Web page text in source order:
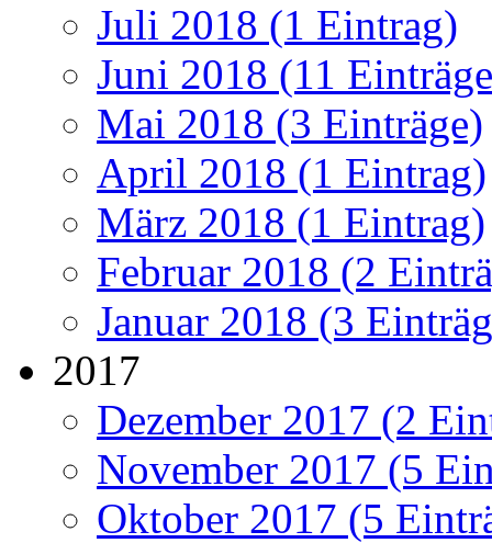
Juli 2018 (1 Eintrag)
Juni 2018 (11
Mai 2018 (3 Einträge)
April 2018 (1 Eintrag)
März 2018 (1 Eintrag)
Februar 2018 (2
Januar 2018 (3
2017
Dezember 2017 (2
November 2017 (5
Oktober 2017 (5